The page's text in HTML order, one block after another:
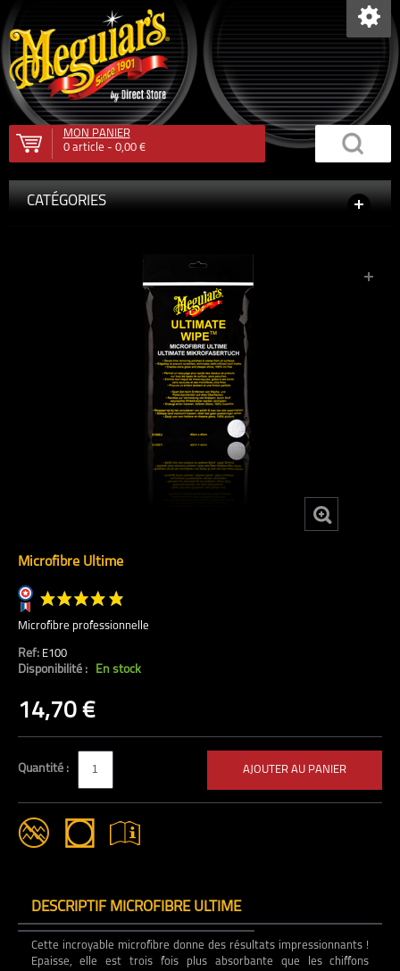
MON PANIER
0article - 0,00 €
CATÉGORIES
Microfibre Ultime
Microfibre professionnelle
Ref: E100
Disponibilité : En stock
14,70 €
Quantité : AJOUTER AU PANIER
DESCRIPTIF MICROFIBRE ULTIME
Cette incroyable microfibre donne des résultats impressionnants !
Epaisse, elle est trois fois plus absorbante que les chiffons